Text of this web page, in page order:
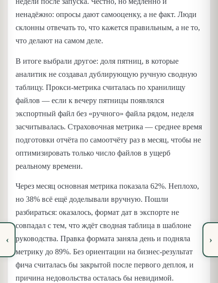
‹
ненадёжно: опросы дают самооценку, а не факт. Люди
склонны отвечать то, что кажется правильным, а не то,
что делают на самом деле.
В итоге выбрали другое: доля пятниц, в которые
аналитик не создавал дублирующую ручную сводную
таблицу. Прокси-метрика считалась по хранилищу
файлов — если к вечеру пятницы появлялся
экспортный файл без «ручного» файла рядом, неделя
засчитывалась. Страховочная метрика — среднее время
подготовки отчёта по самоотчёту раз в месяц, чтобы не
оптимизировать только число файлов в ущерб
реальному времени.
Через месяц основная метрика показала 62%. Неплохо,
но 38% всё ещё доделывали вручную. Пошли
разбираться: оказалось, формат дат в экспорте не
совпадал с тем, что ждёт сводная таблица в шаблоне
руководства. Правка формата заняла день и подняла
метрику до 89%. Без ориентации на бизнес-результат
фича считалась бы закрытой после первого деплоя, и
причина недовольства осталась бы невидимой.
›